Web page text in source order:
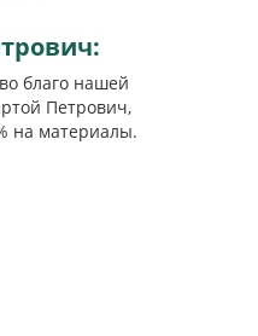
благо нашей
Петрович,
на материалы.